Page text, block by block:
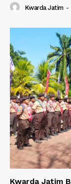
Kwarda Jatim -
Kwarda Jatim